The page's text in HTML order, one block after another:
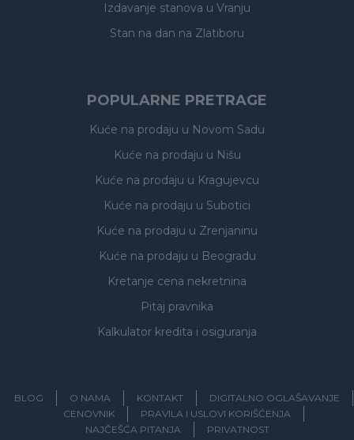
Izdavanje stanova u Vranju
Stan na dan na Zlatiboru
POPULARNE PRETRAGE
Kuće na prodaju u Novom Sadu
Kuće na prodaju u Nišu
Kuće na prodaju u Kragujevcu
Kuće na prodaju u Subotici
Kuće na prodaju u Zrenjaninu
Kuće na prodaju u Beogradu
Kretanje cena nekretnina
Pitaj pravnika
Kalkulator kredita i osiguranja
BLOG O NAMA KONTAKT
DIGITALNO OGLAŠAVANJE
CENOVNIK
PRAVILA I USLOVI KORIŠĆENJA
NAJČEŠĆA PITANJA
PRIVATNOST